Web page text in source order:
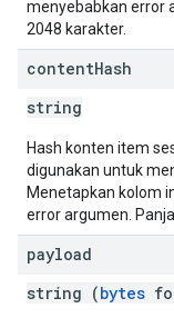
menyebabkan error
2048 karakter.
contentHash
string
Hash konten item
digunakan untuk
Menetapkan kolom
error argumen.
payload
string (bytes